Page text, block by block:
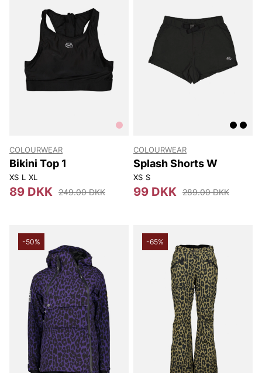
COLOURWEAR
Bikini Top 1
XS L XL
89 DKK 249.00 DKK
COLOURWEAR
Splash Shorts W
XS S
99 DKK 289.00 DKK
-50% -65%